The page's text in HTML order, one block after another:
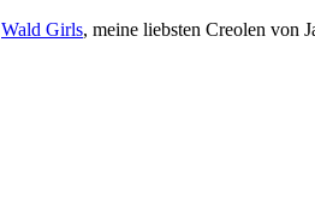
Wald Girls, meine liebsten Creolen von